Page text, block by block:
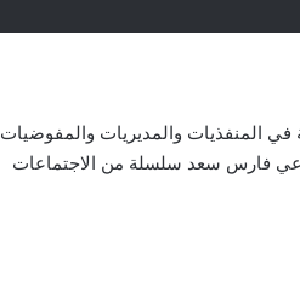
المنفذيات والمديريات والمفوضيات
فارس سعد سلسلة من الاجتماعات